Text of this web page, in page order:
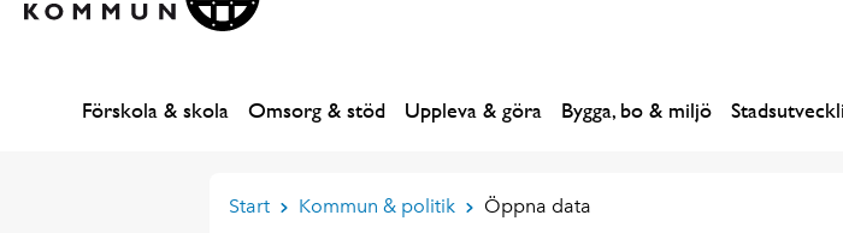
Förskola & skola Omsorg & stöd Uppleva & göra Bygga, bo & miljö
Start Kommun & politik Öppna data